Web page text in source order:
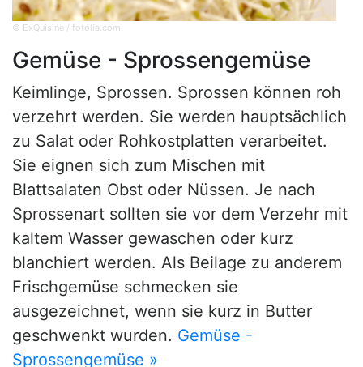
© ExQuisine / fotolia.com
Gemüse - Sprossengemüse
Keimlinge, Sprossen. Sprossen können roh
verzehrt werden. Sie werden hauptsächlich
zu Salat oder Rohkostplatten verarbeitet.
Sie eignen sich zum Mischen mit
Blattsalaten Obst oder Nüssen. Je nach
Sprossenart sollten sie vor dem Verzehr mit
kaltem Wasser gewaschen oder kurz
blanchiert werden. Als Beilage zu anderem
Frischgemüse schmecken sie
ausgezeichnet, wenn sie kurz in Butter
geschwenkt wurden. Gemüse -
Sprossengemüse »